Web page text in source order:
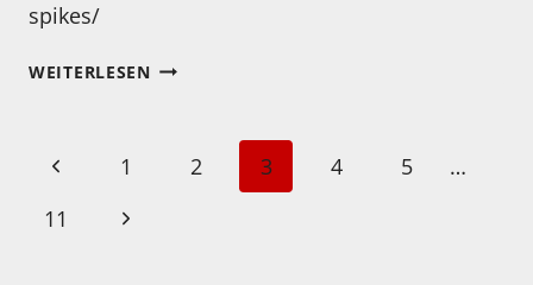
spikes/
WEITERLESENVIABLUE
TEST
Seitennavigation
Vorherige
Seite
1 2 3 4 5
…
11
Nächste